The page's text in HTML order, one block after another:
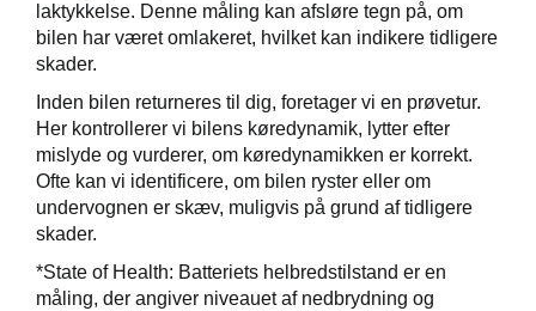
laktykkelse. Denne måling kan afsløre tegn på, om
bilen har været omlakeret, hvilket kan indikere tidligere
skader.
Inden bilen returneres til dig, foretager vi en prøvetur.
Her kontrollerer vi bilens køredynamik, lytter efter
mislyde og vurderer, om køredynamikken er korrekt.
Ofte kan vi identificere, om bilen ryster eller om
undervognen er skæv, muligvis på grund af tidligere
skader.
*State of Health: Batteriets helbredstilstand er en
måling, der angiver niveauet af nedbrydning og